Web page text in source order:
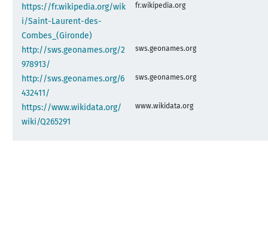
https://fr.wikipedia.org/wik
i/Saint-Laurent-des-
Combes_(Gironde)
fr.wikipedia.org
http://sws.geonames.org/2
978913/
sws.geonames.org
http://sws.geonames.org/6
432411/
sws.geonames.org
https://www.wikidata.org/
wiki/Q265291
www.wikidata.org